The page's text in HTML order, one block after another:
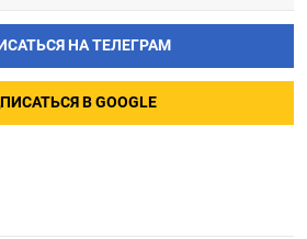
НА ТЕЛЕГРАМ
В GOOGLE